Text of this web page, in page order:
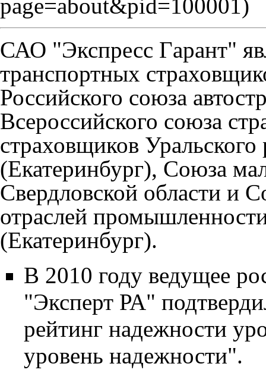
САО "Экспресс Гaрант"
транспортных
Российского союза
Всероссийского союза
страховщиков
(Екатеринбург), Союза
Свердловской области и
отраслей
(Екатеринбург).
В 2010 году ведущее
"Эксперт РА"
рейтинг надежности
уровень надежности".